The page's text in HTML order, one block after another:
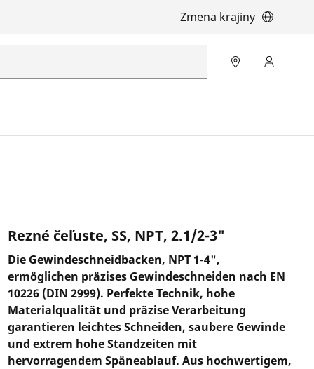
Zmena krajiny
Rezné čeľuste, SS, NPT, 2.1/2-3"
Die Gewindeschneidbacken, NPT 1-4",
ermöglichen präzises Gewindeschneiden nach EN
10226 (DIN 2999). Perfekte Technik, hohe
Materialqualität und präzise Verarbeitung
garantieren leichtes Schneiden, saubere Gewinde
und extrem hohe Standzeiten mit
hervorragendem Späneablauf. Aus hochwertigem,